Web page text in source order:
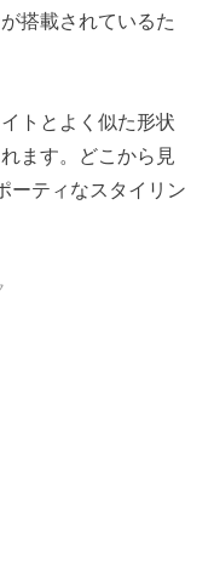
搭載されているた
トとよく似た形状
ます。どこから見
ーティなスタイリン